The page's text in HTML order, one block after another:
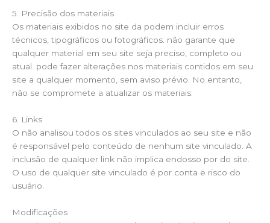
5. Precisão dos materiais
Os materiais exibidos no site da podem incluir erros
técnicos, tipográficos ou fotográficos. não garante que
qualquer material em seu site seja preciso, completo ou
atual. pode fazer alterações nos materiais contidos em seu
site a qualquer momento, sem aviso prévio. No entanto,
não se compromete a atualizar os materiais.
6. Links
O não analisou todos os sites vinculados ao seu site e não
é responsável pelo conteúdo de nenhum site vinculado. A
inclusão de qualquer link não implica endosso por do site.
O uso de qualquer site vinculado é por conta e risco do
usuário.
Modificações